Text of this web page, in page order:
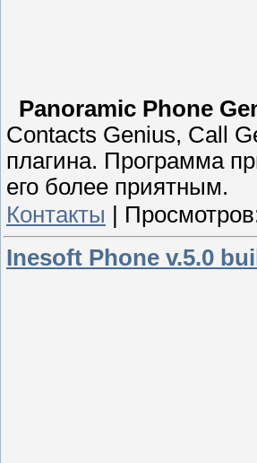
Panoramic Phone
Contacts Genius, Call
плагина. Программа
его более приятным.
Контакты
Inesoft Phone v.5.0